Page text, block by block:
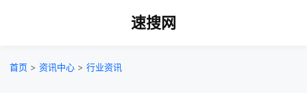
速搜网
首页 > 资讯中心 > 行业资讯